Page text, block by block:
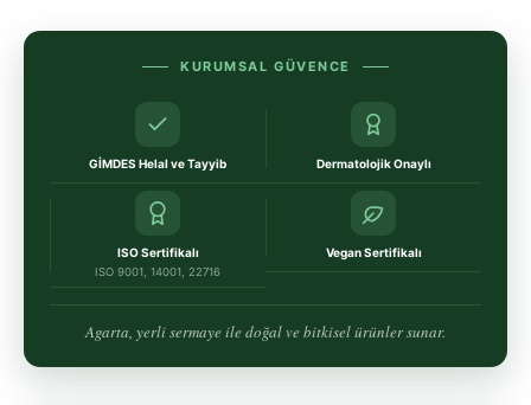
KURUMSAL GÜVENCE
GİMDES Helal ve Tayyib Dermatolojik Onaylı
ISO Sertifikalı
ISO 9001, 14001, 22716
Vegan Sertifikalı
Agarta, yerli sermaye ile doğal ve bitkisel ürünler sunar.